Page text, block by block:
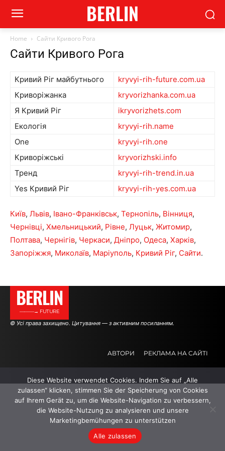
BERLIN
Home Сайти Кривого Рога
Сайти Кривого Рога
Кривий Ріг майбутнього
kryvyi-rih-future.com.ua
Криворіжанка
kryvorizhanka.com.ua
Я Кривий Ріг
ikryvorizhets.com
Екологія
kryvyi-rih.name
One
kryvyi-rih.one
Криворіжські
kryvorizhski.info
Тренд
kryvyi-rih-trend.in.ua
Yes Кривий Ріг
kryvyi-rih-yes.com.ua
Київ, Львів, Івано-Франківськ, Тернопіль, Вінниця,
Чернівці, Хмельницький, Рівне, Луцьк, Житомир,
Полтава, Чернігів, Черкаси, Дніпро, Одеса, Харків,
Запоріжжя, Миколаїв, Маріуполь, Кривий Ріг, Сайти.
BERLIN
———→ FUTURE
© Усі права захищено. Цитування — з активним посиланням.
АВТОРИ РЕКЛАМА НА САЙТІ
Diese Website verwendet Cookies. Indem Sie auf „Alle
zulassen“ klicken, stimmen Sie der Speicherung von Cookies
auf Ihrem Gerät zu, um die Website-Navigation zu verbessern,
die Website-Nutzung zu analysieren und unsere
Marketingbemühungen zu unterstützen
Alle zulassen